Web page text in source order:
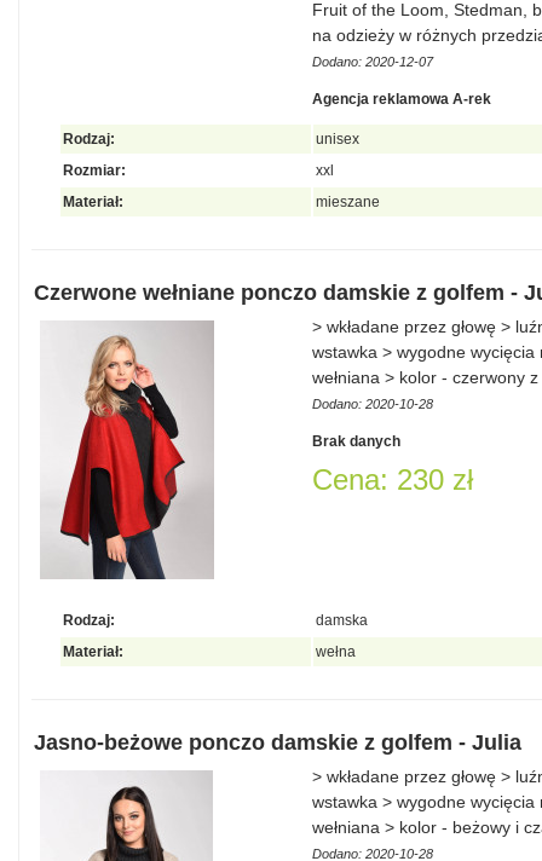
Fruit of the Loom, Stedman,
na odzieży w różnych
Dodano: 2020-12-07
Agencja reklamowa A-rek
Rodzaj:
unisex
Rozmiar:
xxl
Materiał:
mieszane
Czerwone wełniane ponczo damskie z golfem -
> wkładane przez głowę >
wstawka > wygodne wycięcia
wełniana > kolor - czerwony
Dodano: 2020-10-28
Brak danych
Cena: 230 zł
Rodzaj:
damska
Materiał:
wełna
Jasno-beżowe ponczo damskie z golfem - Julia
> wkładane przez głowę >
wstawka > wygodne wycięcia
wełniana > kolor - beżowy i
Dodano: 2020-10-28